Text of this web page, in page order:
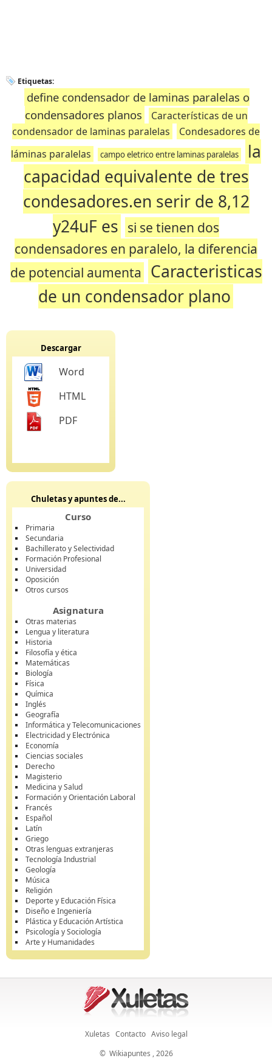
Etiquetas:
define condensador de laminas paralelas o
condensadores planos
Características de un
condensador de laminas paralelas
Condesadores de
láminas paralelas
campo eletrico entre laminas paralelas
la
capacidad equivalente de tres
condesadores.en serir de 8,12
y24uF es si se tienen dos
condensadores en paralelo, la diferencia
de potencial aumenta Caracteristicas
de un condensador plano
Descargar
Word
HTML
PDF
Chuletas y apuntes de...
Curso
Primaria
Secundaria
Bachillerato y Selectividad
Formación Profesional
Universidad
Oposición
Otros cursos
Asignatura
Otras materias
Lengua y literatura
Historia
Filosofía y ética
Matemáticas
Biología
Física
Química
Inglés
Geografía
Informática y Telecomunicaciones
Electricidad y Electrónica
Economía
Ciencias sociales
Derecho
Magisterio
Medicina y Salud
Formación y Orientación Laboral
Francés
Español
Latín
Griego
Otras lenguas extranjeras
Tecnología Industrial
Geología
Música
Religión
Deporte y Educación Física
Diseño e Ingeniería
Plástica y Educación Artística
Psicología y Sociología
Arte y Humanidades
Xuletas Contacto Aviso legal
© Wikiapuntes , 2026